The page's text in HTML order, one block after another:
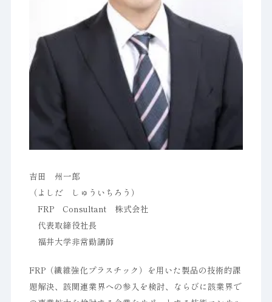
吉田 州一郎
（よしだ しゅういちろう）
FRP Consultant 株式会社
代表取締役社長
福井大学非常勤講師
FRP（繊維強化プラスチック）を用いた製品の技術的課
題解決、該関連業界への参入を検討、ならびに該業界で